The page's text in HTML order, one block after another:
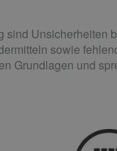
sowie
Grundlagen und